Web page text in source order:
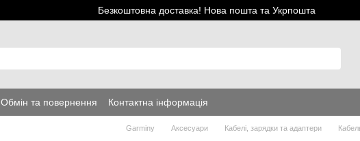
Безкоштовна доставка! Нова пошта та Укрпошта
Обмін та повернення Контактна інформація
Garminy Аксесуари Кабелі, зарядки та адаптери